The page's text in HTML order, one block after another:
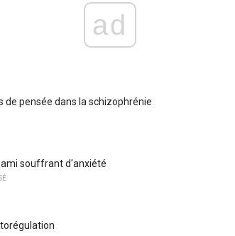
ad
de pensée dans la schizophrénie
ami souffrant d'anxiété